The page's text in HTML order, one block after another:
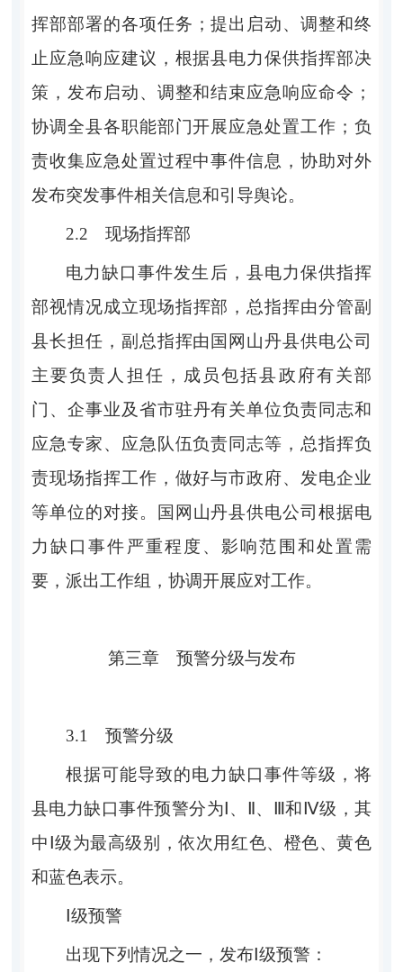
挥部部署的各项任务；提出启动、调整和终
止应急响应建议，根据县电力保供指挥部决
策，发布启动、调整和结束应急响应命令；
协调全县各职能部门开展应急处置工作；负
责收集应急处置过程中事件信息，协助对外
发布突发事件相关信息和引导舆论。
2.2 现场指挥部
电力缺口事件发生后， 县电力保供指挥
部视情况成立现场指挥部，总指挥由分管副
县长担任，副总指挥由 国网山丹县供电公司
主要负责人担任，成员包括县政府有关部
门、 企事业及省市驻丹有关单位负责同志和
应急专家、应急队伍负责同志等，总指挥负
责现场指挥工作，做好与市政府、发电企业
等单位的对接。
国网山丹县供电公司根据电
力缺口事件严重程度、影响范围和处置需
要，派出工作组，协调开展应对工作。
第三章 预警分级与发布
3.1 预警分级
根据可能导致的电力缺口事件等级，将
县电力缺口事件预警分为Ⅰ、 Ⅱ、 Ⅲ和Ⅳ级，其
中Ⅰ级为最高级别，依次用红色、橙色、黄色
和蓝色表示。
Ⅰ级预警
出现下列情况之一，发布Ⅰ级预警：